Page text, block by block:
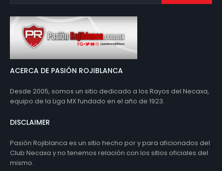
ACERCA DE PASIÓN ROJIBLANCA
Desde 2005, somos un sitio dedicado a los Rayos del Necaxa,
equipo de la Liga MX fundado en el año de 1923.
DISCLAIMER
Pasión Rojiblanca es un sitio hecho por y para aficionados del
Club Necaxa y no tenemos relación con los sitios oficiales del
mismo.